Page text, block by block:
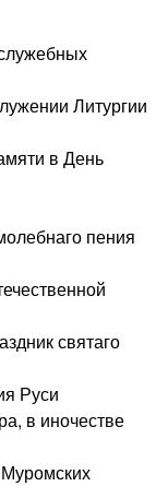
Литургии
в День
пения
святаго
Руси
в иночестве